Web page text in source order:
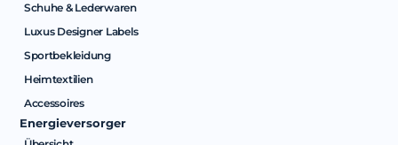
Schuhe & Lederwaren
Luxus Designer Labels
Sportbekleidung
Heimtextilien
Accessoires
Energieversorger